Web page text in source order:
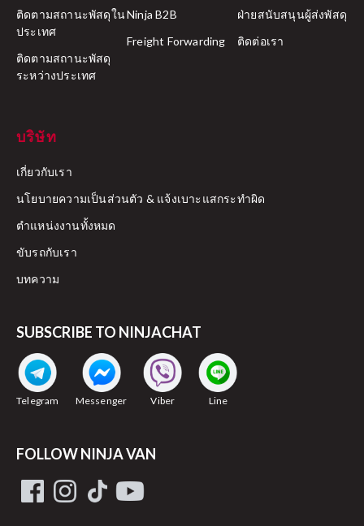
ติดตามสถานะพัสดุใน
ประเทศ
ติดตามสถานะพัสดุ
ระหว่างประเทศ
Ninja B2B
Freight Forwarding
ฝ่ายสนับสนุนผู้ส่งพัสดุ
ติดต่อเรา
บริษัท
เกี่ยวกับเรา
นโยบายความเป็นส่วนตัว & แจ้งเบาะแสกระทำผิด
ตำแหน่งงานทั้งหมด
ขับรถกับเรา
บทความ
SUBSCRIBE TO NINJACHAT
Telegram Messenger Viber Line
FOLLOW NINJA VAN